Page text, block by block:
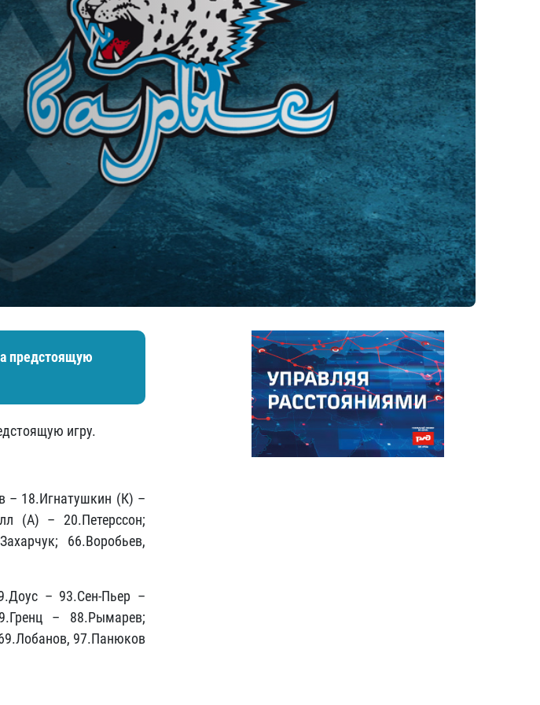
предстоящую
игру.
– 18.Игнатушкин (К) –
(А) – 20.Петерссон;
66.Воробьев,
– 93.Сен-Пьер –
– 88.Рымарев;
97.Панюков